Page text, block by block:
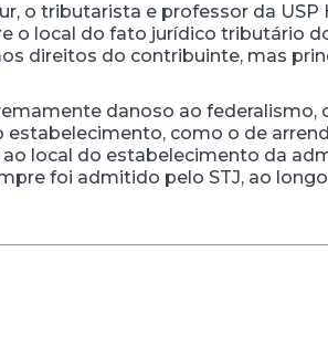
o tributarista e professor da USP
o local do fato jurídico tributário
direitos do contribuinte, mas
danoso ao
estabelecimento, como o de
local do estabelecimento da
foi admitido pelo STJ, ao